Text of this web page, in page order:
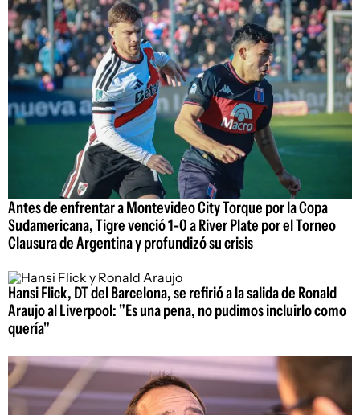
Antes de enfrentar a Montevideo City Torque por la Copa
Sudamericana, Tigre venció 1-0 a River Plate por el Torneo
Clausura de Argentina y profundizó su crisis
Hansi Flick, DT del Barcelona, se refirió a la salida de Ronald
Araujo al Liverpool: "Es una pena, no pudimos incluirlo como
quería"